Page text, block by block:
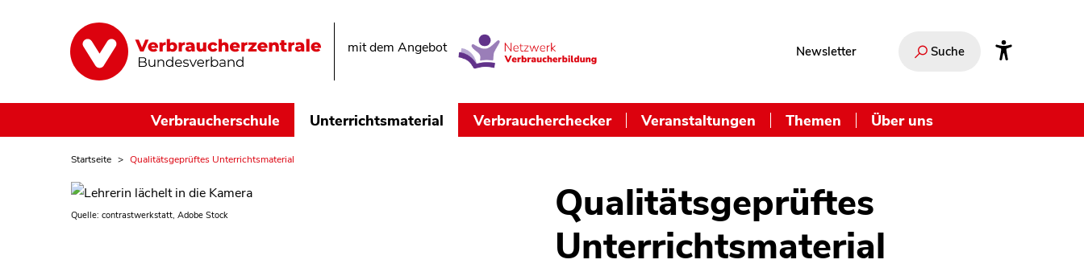
mit dem Angebot Newsletter Suche
Verbraucherschule Unterrichtsmaterial Verbraucherchecker Veranstaltungen Themen Über uns
Startseite Qualitätsgeprüftes Unterrichtsmaterial
Quelle: contrastwerkstatt, Adobe Stock
Qualitätsgeprüftes
Unterrichtsmaterial